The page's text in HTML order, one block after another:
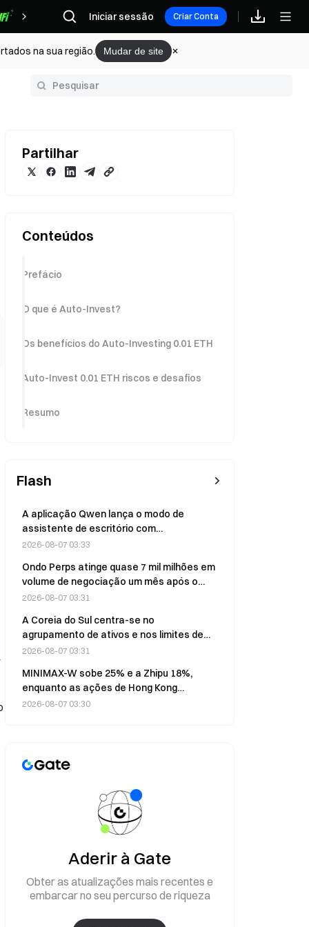
Recompensas
Iniciar sessão Criar Conta
na sua região. Mudar de site
Glossário
Partilhar
Conteúdos
Prefácio
O que é Auto-Invest?
Os benefícios do Auto-Investing 0.01 ETH
Auto-Invest 0.01 ETH riscos e desafios
Resumo
Flash
A aplicação Qwen lança o modo de
assistente de escritório com
capacidades de automatização
2026-08-07 03:33
Ondo Perps atinge quase 7 mil milhões em
volume de negociação um mês após o
lançamento
2026-08-07 03:31
A Coreia do Sul centra-se no
agrupamento de ativos e nos limites de
negociação OTC no regime regulamentar
2026-08-07 03:31
MINIMAX-W sobe 25% e a Zhipu 18%,
enquanto as ações de Hong Kong
avançam hoje
2026-08-07 03:30
Aderir à Gate
Obter as atualizações mais recentes e
embarcar no seu percurso de riqueza